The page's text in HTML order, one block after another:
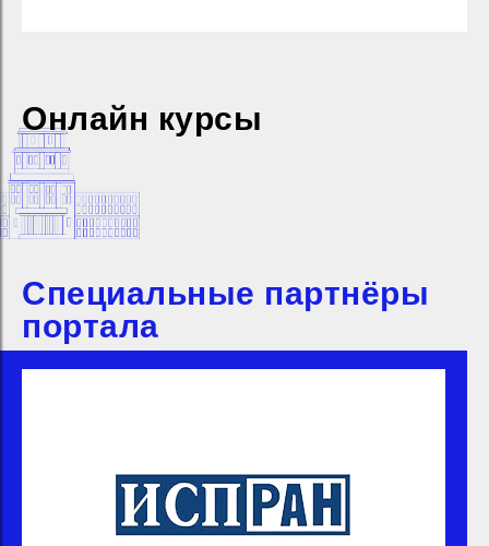
Онлайн курсы
Специальные партнёры
портала